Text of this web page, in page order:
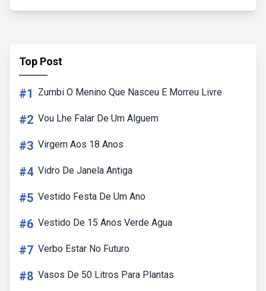
Top Post
#1 Zumbi O Menino Que Nasceu E Morreu Livre
#2 Vou Lhe Falar De Um Alguem
#3 Virgem Aos 18 Anos
#4 Vidro De Janela Antiga
#5 Vestido Festa De Um Ano
#6 Vestido De 15 Anos Verde Agua
#7 Verbo Estar No Futuro
#8 Vasos De 50 Litros Para Plantas